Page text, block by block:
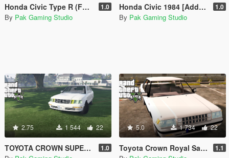
Honda Civic Type R (FD2) Livery 1.0
By Pak Gaming Studio
Honda Civic 1984 [Add-On] 1.0
By Pak Gaming Studio
2.75 1 544 22
TOYOTA CROWN SUPER SALOON 1.0
5.0 1 734 22
Toyota Crown Royal Saloon [Add-On] 1.1